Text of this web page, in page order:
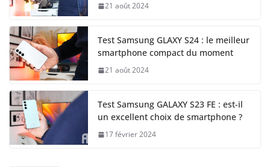
21 août 2024
Test Samsung GLAXY S24 : le meilleur
smartphone compact du moment
21 août 2024
Test Samsung GALAXY S23 FE : est-il
un excellent choix de smartphone ?
17 février 2024